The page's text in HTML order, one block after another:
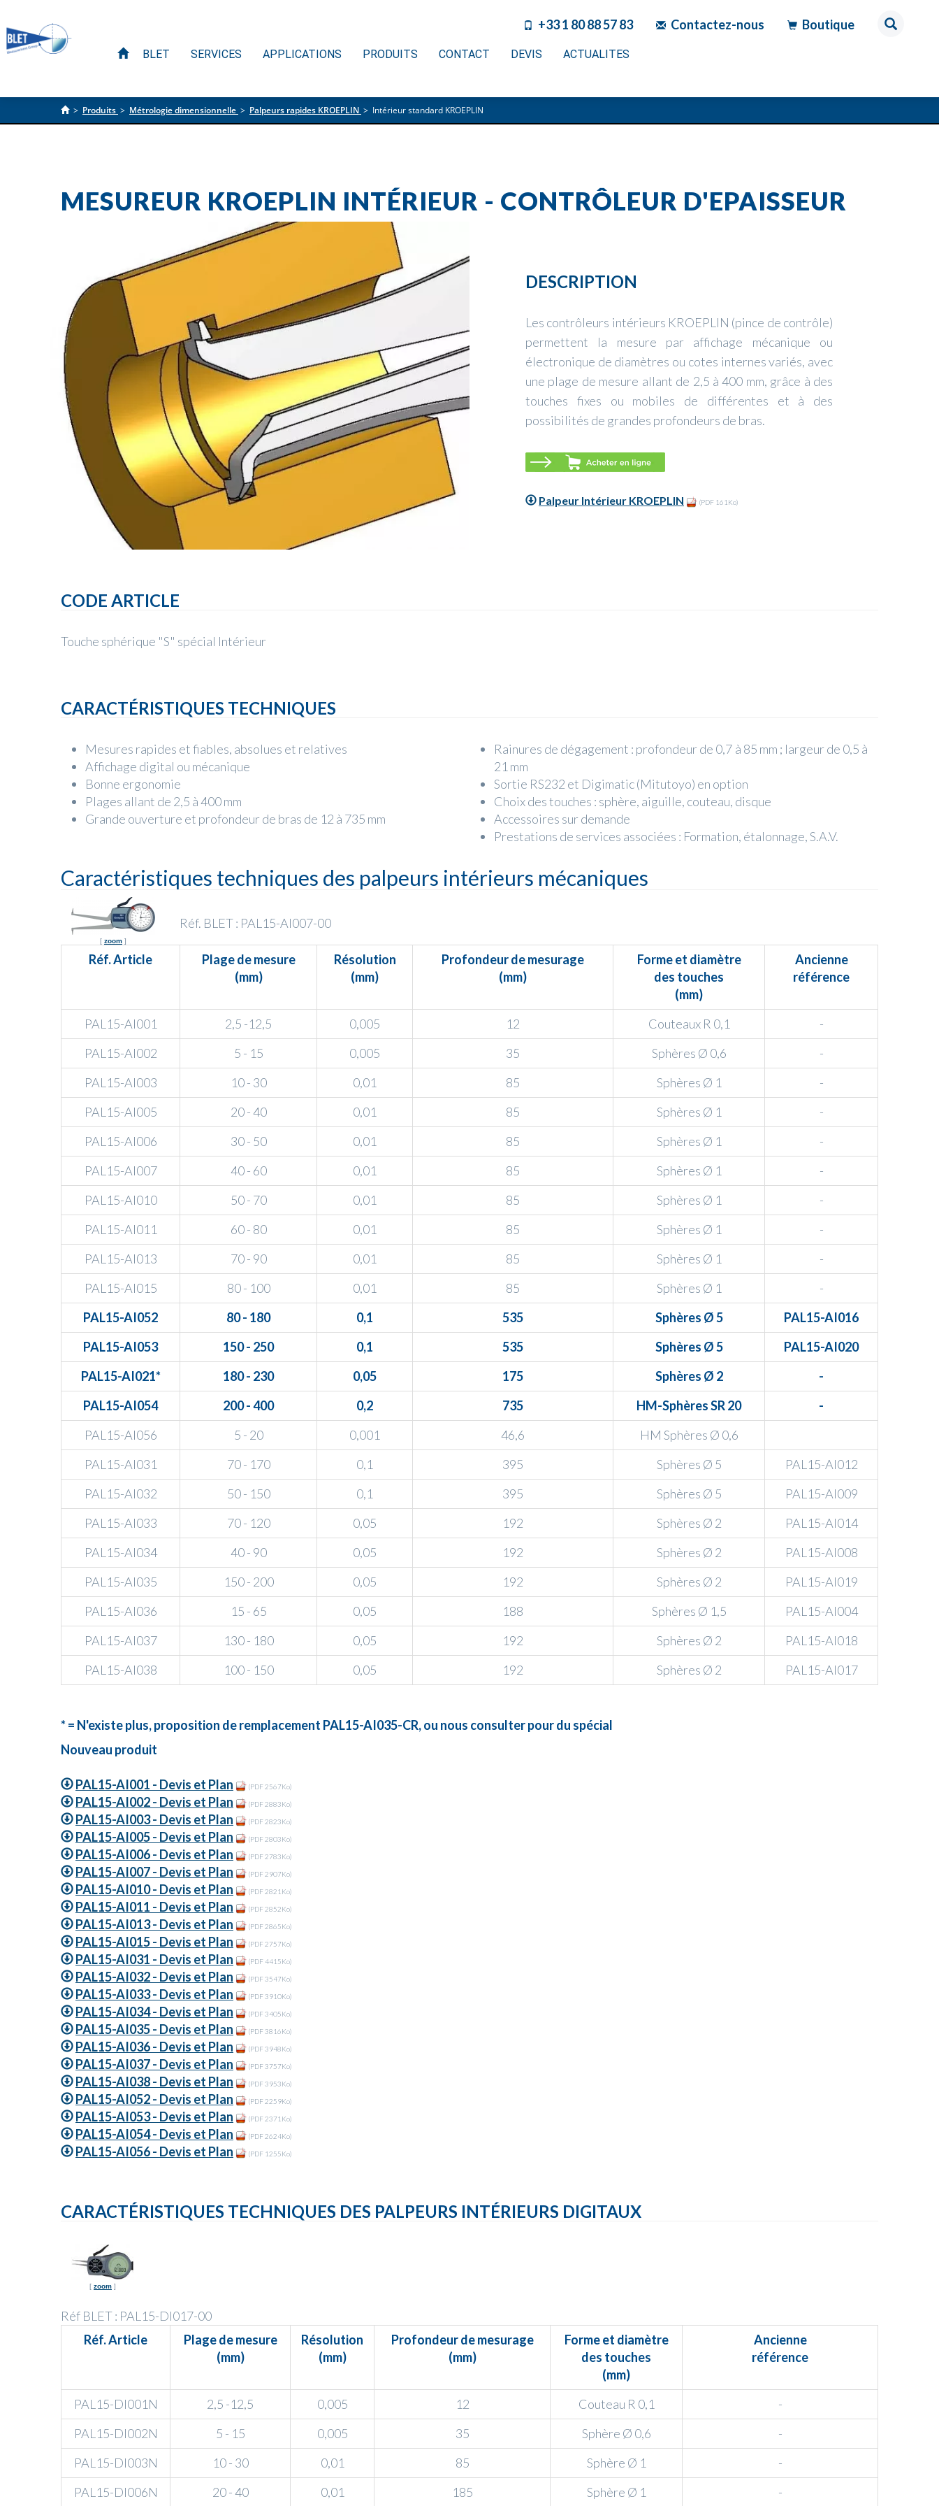
+33 1 80 88 57 83 Contactez-nous Boutique
BLET SERVICES APPLICATIONS PRODUITS CONTACT DEVIS ACTUALITES
> Produits > Métrologie dimensionnelle > Palpeurs rapides KROEPLIN > Intérieur standard KROEPLIN
MESUREUR KROEPLIN INTÉRIEUR - CONTRÔLEUR D'EPAISSEUR
DESCRIPTION
Les contrôleurs intérieurs KROEPLIN (pince de contrôle)
permettent la mesure par affichage mécanique ou
électronique de diamètres ou cotes internes variés, avec
une plage de mesure allant de 2,5 à 400 mm, grâce à des
touches fixes ou mobiles de différentes et à des
possibilités de grandes profondeurs de bras.
Palpeur Intérieur KROEPLIN (PDF 161Ko)
CODE ARTICLE
Touche sphérique "S" spécial Intérieur
CARACTÉRISTIQUES TECHNIQUES
Mesures rapides et fiables, absolues et relatives
Affichage digital ou mécanique
Bonne ergonomie
Plages allant de 2,5 à 400 mm
Grande ouverture et profondeur de bras de 12 à 735 mm
Rainures de dégagement : profondeur de 0,7 à 85 mm ; largeur de 0,5 à
21 mm
Sortie RS232 et Digimatic (Mitutoyo) en option
Choix des touches : sphère, aiguille, couteau, disque
Accessoires sur demande
Prestations de services associées : Formation, étalonnage, S.A.V.
Caractéristiques techniques des palpeurs intérieurs mécaniques
[ zoom ]
Réf. BLET : PAL15-AI007-00
Réf. Article
Plage de mesure
(mm)
Résolution
(mm)
Profondeur de mesurage
(mm)
Forme et diamètre
des touches
(mm)
Ancienne
référence
PAL15-AI001 2,5 -12,5 0,005 12 Couteaux R 0,1
-
PAL15-AI002
5 - 15 0,005 35 Sphères Ø 0,6
-
PAL15-AI003
10 - 30 0,01 85 Sphères Ø 1
-
PAL15-AI005
20 - 40 0,01 85 Sphères Ø 1
-
PAL15-AI006
30 - 50 0,01 85 Sphères Ø 1
-
PAL15-AI007
40 - 60 0,01 85 Sphères Ø 1
-
PAL15-AI010
50 - 70 0,01 85 Sphères Ø 1
-
PAL15-AI011
60 - 80 0,01 85 Sphères Ø 1
-
PAL15-AI013
70 - 90 0,01 85 Sphères Ø 1
-
PAL15-AI015
80 - 100 0,01 85 Sphères Ø 1
-
PAL15-AI052
80 - 180 0,1 535 Sphères Ø 5
PAL15-AI016
PAL15-AI053
150 - 250 0,1 535 Sphères Ø 5
PAL15-AI020
PAL15-AI021*
180 - 230 0,05 175 Sphères Ø 2
-
PAL15-AI054
200 - 400 0,2 735 HM-Sphères SR 20
-
PAL15-AI056
5 - 20 0,001 46,6 HM Sphères Ø 0,6
PAL15-AI031
70 - 170 0,1 395 Sphères Ø 5
PAL15-AI012
PAL15-AI032
50 - 150 0,1 395 Sphères Ø 5
PAL15-AI009
PAL15-AI033
70 - 120 0,05 192 Sphères Ø 2
PAL15-AI014
PAL15-AI034
40 - 90 0,05 192 Sphères Ø 2
PAL15-AI008
PAL15-AI035
150 - 200 0,05 192 Sphères Ø 2
PAL15-AI019
PAL15-AI036
15 - 65 0,05 188 Sphères Ø 1,5
PAL15-AI004
PAL15-AI037
130 - 180 0,05 192 Sphères Ø 2
PAL15-AI018
PAL15-AI038
100 - 150 0,05 192 Sphères Ø 2 PAL15-AI017
* = N'existe plus, proposition de remplacement PAL15-AI035-CR, ou nous consulter pour du spécial
Nouveau produit
PAL15-AI001 - Devis et Plan (PDF 2567Ko)
PAL15-AI002 - Devis et Plan (PDF 2883Ko)
PAL15-AI003 - Devis et Plan (PDF 2823Ko)
PAL15-AI005 - Devis et Plan (PDF 2803Ko)
PAL15-AI006 - Devis et Plan (PDF 2783Ko)
PAL15-AI007 - Devis et Plan (PDF 2907Ko)
PAL15-AI010 - Devis et Plan (PDF 2821Ko)
PAL15-AI011 - Devis et Plan (PDF 2852Ko)
PAL15-AI013 - Devis et Plan (PDF 2865Ko)
PAL15-AI015 - Devis et Plan (PDF 2757Ko)
PAL15-AI031 - Devis et Plan (PDF 4415Ko)
PAL15-AI032 - Devis et Plan (PDF 3547Ko)
PAL15-AI033 - Devis et Plan (PDF 3910Ko)
PAL15-AI034 - Devis et Plan (PDF 3405Ko)
PAL15-AI035 - Devis et Plan (PDF 3816Ko)
PAL15-AI036 - Devis et Plan (PDF 3948Ko)
PAL15-AI037 - Devis et Plan (PDF 3757Ko)
PAL15-AI038 - Devis et Plan (PDF 3953Ko)
PAL15-AI052 - Devis et Plan (PDF 2259Ko)
PAL15-AI053 - Devis et Plan (PDF 2371Ko)
PAL15-AI054 - Devis et Plan (PDF 2624Ko)
PAL15-AI056 - Devis et Plan (PDF 1255Ko)
CARACTÉRISTIQUES TECHNIQUES DES PALPEURS INTÉRIEURS DIGITAUX
[ zoom ]
Réf BLET : PAL15-DI017-00
Réf. Article
Plage de mesure
(mm)
Résolution
(mm)
Profondeur de mesurage
(mm)
Forme et diamètre
des touches
(mm)
Ancienne
référence
PAL15-DI001N 2,5 -12,5 0,005 12 Couteau R 0,1
-
PAL15-DI002N
5 - 15 0,005 35 Sphère Ø 0,6
-
PAL15-DI003N
10 - 30 0,01 85 Sphère Ø 1
-
PAL15-DI006N
20 - 40 0,01 185 Sphère Ø 1 -